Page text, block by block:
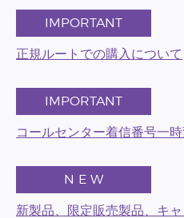
IMPORTANT
正規ルートでの購入について
IMPORTANT
コールセンター着信番号一
N E W
新製品、限定販売製品、キ